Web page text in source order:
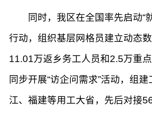
同时，我区在全国率先启动“
行动，组织基层网格员建立动态
11.01万返乡务工人员和2.5万重点
同步开展“访企问需求”活动，组
江、福建等用工大省，先后对接